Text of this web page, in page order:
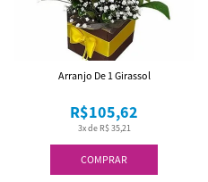
COMPRAR
3x de R$ 35,21
R$105,62
Arranjo De 1 Girassol